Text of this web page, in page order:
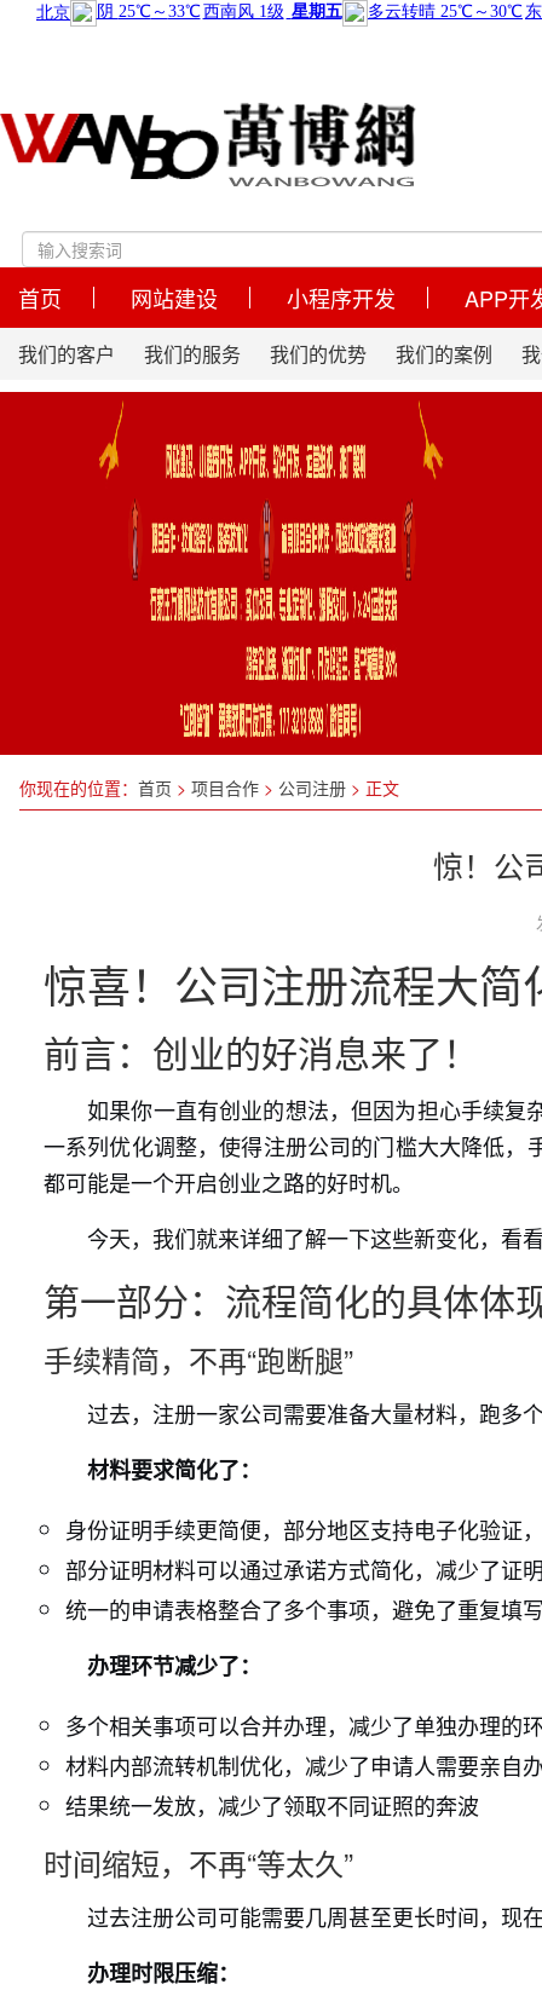
首页 网站建设 小程序开发 APP开
我们的客户 我们的服务 我们的优势 我们的案例
你现在的位置： 首页 > 项目合作 > 公司注册 > 正文
惊！公
惊喜！公司注册流程大
前言：创业的好消息来了！
如果你一直有创业的想法，但因为担心手续
一系列优化调整，使得注册公司的门槛大大降低
都可能是一个开启创业之路的好时机。
今天，我们就来详细了解一下这些新变化，看
第一部分：流程简化的具体体
手续精简，不再“跑断腿”
过去，注册一家公司需要准备大量材料，跑多
材料要求简化了：
身份证明手续更简便，部分地区支持电子化验证
部分证明材料可以通过承诺方式简化，减少了证
统一的申请表格整合了多个事项，避免了重复填
办理环节减少了：
多个相关事项可以合并办理，减少了单独办理的
材料内部流转机制优化，减少了申请人需要亲自
结果统一发放，减少了领取不同证照的奔波
时间缩短，不再“等太久”
过去注册公司可能需要几周甚至更长时间，现
办理时限压缩：